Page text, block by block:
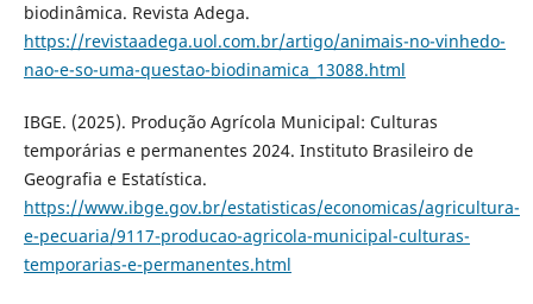
biodinâmica. Revista Adega.
https://revistaadega.uol.com.br/artigo/animais-no-vinhedo-
nao-e-so-uma-questao-biodinamica_13088.html
IBGE. (2025). Produção Agrícola Municipal: Culturas
temporárias e permanentes 2024. Instituto Brasileiro de
Geografia e Estatística.
https://www.ibge.gov.br/estatisticas/economicas/agricultura-
e-pecuaria/9117-producao-agricola-municipal-culturas-
temporarias-e-permanentes.html